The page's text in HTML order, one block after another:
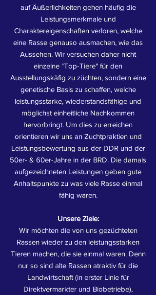
auf Äußerlichkeiten gehen häufig die
Leistungsmerkmale und
Charaktereigenschaften verloren, welche
eine Rasse genauso ausmachen, wie das
Aussehen. Wir versuchen daher nicht
einzelne "Top-Tiere" für den
Ausstellungskäfig zu züchten, sondern eine
genetische Basis zu schaffen, welche
leistungsstarke, wiederstandsfähige und
möglichst einheitliche Nachkommen
hervorbringt. Um dies zu erreichen
orientieren wir uns an Zuchtpraktien und
Leistungsbewertung aus der DDR und der
50er- & 60er-Jahre in der BRD. Die damals
aufgezeichneten Leistungen geben gute
Anhaltspunkte zu was viele Rasse einmal
fähig waren.
Unsere Ziele:
Wir möchten die von uns gezüchteten
Rassen wieder zu den leistungsstarken
Tieren machen, die sie einmal waren. Denn
nur so sind alte Rassen atraktiv für die
Landwirtschaft (in erster Linie für
Direktvermarkter und Biobetriebe),